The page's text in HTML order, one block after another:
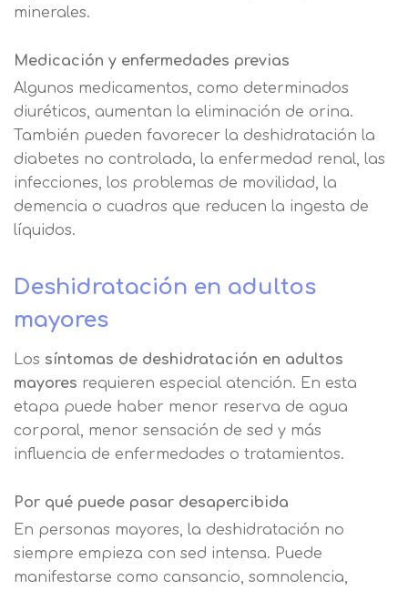
minerales.
Medicación y enfermedades previas
Algunos medicamentos, como determinados
diuréticos, aumentan la eliminación de orina.
También pueden favorecer la deshidratación la
diabetes no controlada, la enfermedad renal, las
infecciones, los problemas de movilidad, la
demencia o cuadros que reducen la ingesta de
líquidos.
Deshidratación en adultos
mayores
Los síntomas de deshidratación en adultos
mayores requieren especial atención. En esta
etapa puede haber menor reserva de agua
corporal, menor sensación de sed y más
influencia de enfermedades o tratamientos.
Por qué puede pasar desapercibida
En personas mayores, la deshidratación no
siempre empieza con sed intensa. Puede
manifestarse como cansancio, somnolencia,